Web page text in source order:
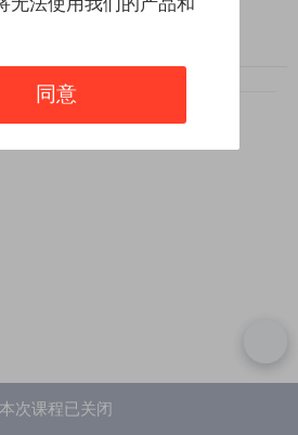
上拉查看更多课程
本次课程已关闭
同意